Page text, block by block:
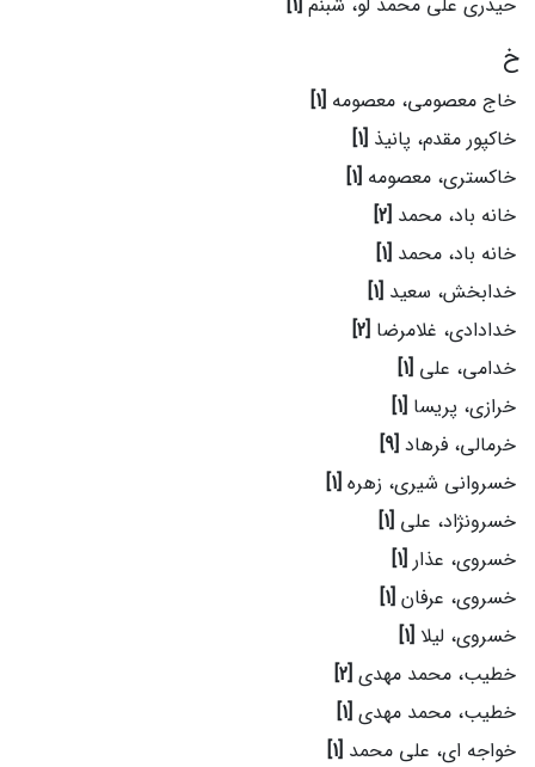
خ
خاج معصومی، معصومه [1]
خاکپور مقدم، پانیذ [1]
خاکستری، معصومه [1]
خانه باد، محمد [2]
خانه باد، محمد [1]
خدابخش، سعید [1]
خدادادی، غلامرضا [2]
خدامی، علی [1]
خرازی، پریسا [1]
خرمالی، فرهاد [9]
خسروانی شیری، زهره [1]
خسرونژاد، علی [1]
خسروی، عذار [1]
خسروی، عرفان [1]
خسروی، لیلا [1]
خطیب، محمد مهدی [2]
خطیب، محمد مهدی [1]
خواجه ای، علی محمد [1]